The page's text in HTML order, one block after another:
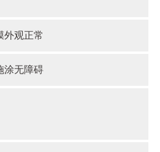
外观正常
涂无障碍